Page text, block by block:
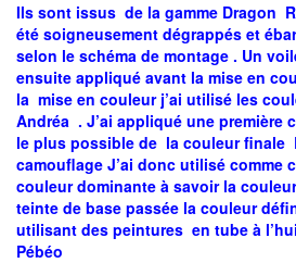
Ils sont issus de la gamme Dragon
été soigneusement dégrappés et
selon le schéma de montage . Un
ensuite appliqué avant la mise en
la mise en couleur j’ai utilisé les
Andréa . J’ai appliqué une première
le plus possible de la couleur finale
camouflage J’ai donc utilisé comme
couleur dominante à savoir la
teinte de base passée la couleur
utilisant des peintures en tube à
Pébéo